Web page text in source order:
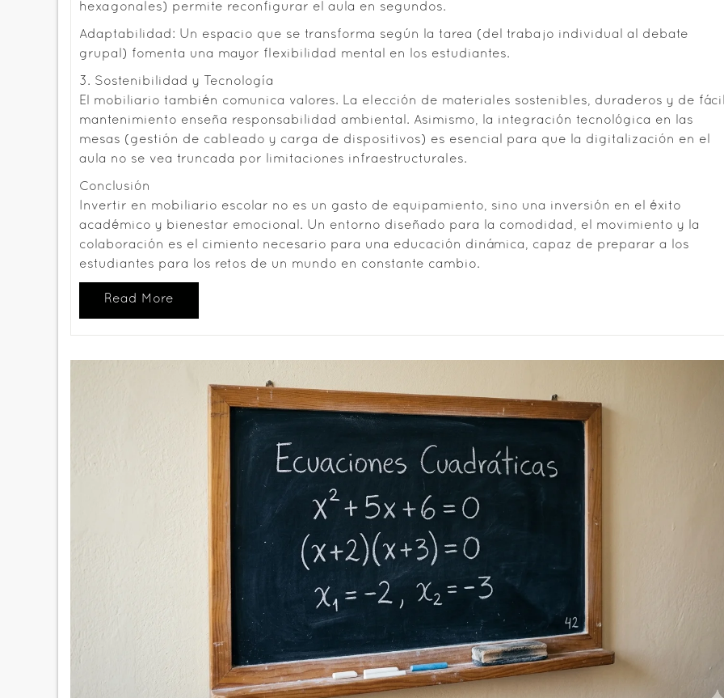
hexagonales) permite reconfigurar el aula en segundos.
Adaptabilidad: Un espacio que se transforma según la tarea (del trabajo individual al debate
grupal) fomenta una mayor flexibilidad mental en los estudiantes.
3. Sostenibilidad y Tecnología
El mobiliario también comunica valores. La elección de materiales sostenibles, duraderos y de
mantenimiento enseña responsabilidad ambiental. Asimismo, la integración tecnológica en las
mesas (gestión de cableado y carga de dispositivos) es esencial para que la digitalización en el
aula no se vea truncada por limitaciones infraestructurales.
Conclusión
Invertir en mobiliario escolar no es un gasto de equipamiento, sino una inversión en el éxito
académico y bienestar emocional. Un entorno diseñado para la comodidad, el movimiento y la
colaboración es el cimiento necesario para una educación dinámica, capaz de preparar a los
estudiantes para los retos de un mundo en constante cambio.
Read More